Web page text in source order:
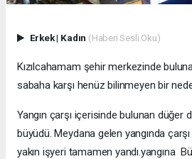
Erkek| Kadın (Haberi Sesli Oku)
Kızılcahamam şehir merkezinde
sabaha karşı henüz bilinmeyen bir
Yangın çarşı içerisinde bulunan düğer
büyüdü. Meydana gelen yangında
yakın işyeri tamamen yandı.yangına